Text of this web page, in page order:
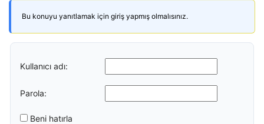
Bu konuyu yanıtlamak için giriş yapmış olmalısınız.
Kullanıcı adı:
Parola:
Beni hatırla